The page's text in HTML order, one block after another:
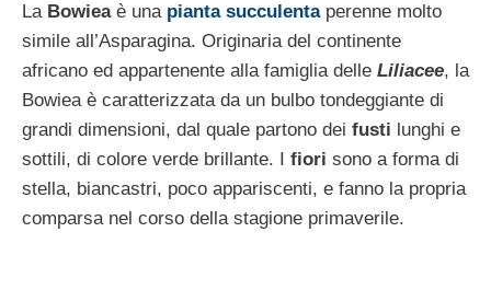
La Bowieaè una pianta succulentaperenne molto
simile all’Asparagina. Originaria del continente
africano ed appartenente alla famiglia delle Liliacee, la
Bowiea è caratterizzata da un bulbo tondeggiante di
grandi dimensioni, dal quale partono dei fusti lunghi e
sottili, di colore verde brillante. I fiori sono a forma di
stella, biancastri, poco appariscenti, e fanno la propria
comparsa nel corso della stagione primaverile.